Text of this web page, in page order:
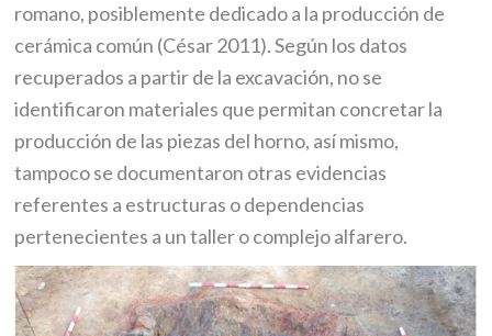
romano, posiblemente dedicado a la producción de
cerámica común (César 2011). Según los datos
recuperados a partir de la excavación, no se
identificaron materiales que permitan concretar la
producción de las piezas del horno, así mismo,
tampoco se documentaron otras evidencias
referentes a estructuras o dependencias
pertenecientes a un taller o complejo alfarero.